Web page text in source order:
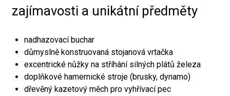
zajímavosti a unikátní předměty
nadhazovací buchar
důmyslně konstruovaná stojanová vrtačka
excentrické nůžky na stříhání silných plátů železa
doplňkové hamernické stroje (brusky, dynamo)
dřevěný kazetový měch pro vyhřívací pec